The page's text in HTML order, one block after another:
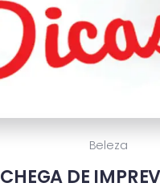
Beleza
CHEGA DE